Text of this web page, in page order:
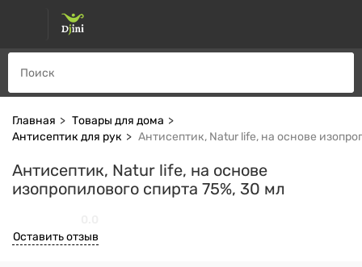
Главная
Товары для дома
Антисептик для рук
Антисептик, Natur life, на основе
Антисептик, Natur life, на основе
изопропилового спирта 75%, 30 мл
Оставить отзыв